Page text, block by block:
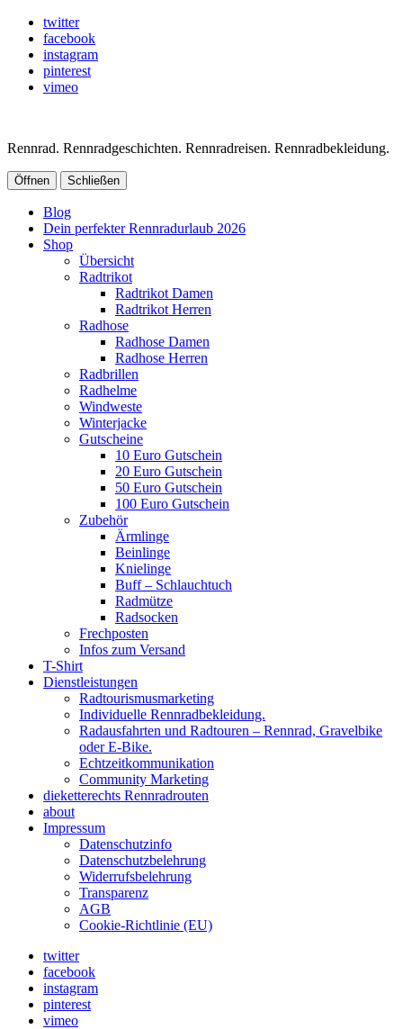
twitter
facebook
instagram
pinterest
vimeo
Rennrad. Rennradgeschichten. Rennradreisen. Rennradbekleidung.
Öffnen Schließen
Blog
Dein perfekter Rennradurlaub 2026
Shop
Übersicht
Radtrikot
Radtrikot Damen
Radtrikot Herren
Radhose
Radhose Damen
Radhose Herren
Radbrillen
Radhelme
Windweste
Winterjacke
Gutscheine
10 Euro Gutschein
20 Euro Gutschein
50 Euro Gutschein
100 Euro Gutschein
Zubehör
Ärmlinge
Beinlinge
Knielinge
Buff – Schlauchtuch
Radmütze
Radsocken
Frechposten
Infos zum Versand
T-Shirt
Dienstleistungen
Radtourismusmarketing
Individuelle Rennradbekleidung.
Radausfahrten und Radtouren – Rennrad, Gravelbike
oder E-Bike.
Echtzeitkommunikation
Community Marketing
dieketterechts Rennradrouten
about
Impressum
Datenschutzinfo
Datenschutzbelehrung
Widerrufsbelehrung
Transparenz
AGB
Cookie-Richtlinie (EU)
twitter
facebook
instagram
pinterest
vimeo